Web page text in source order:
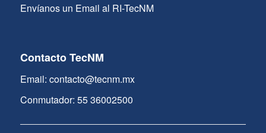
Envíanos un Email al RI-TecNM
Contacto TecNM
Email: contacto@tecnm.mx
Conmutador: 55 36002500